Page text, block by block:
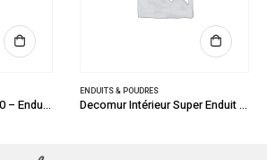
Decomur Extérieur FS30 – Enduit de Façades 25KG
ENDUITS & POUDRES
Decomur Intérieur Super Enduit S45 5KG